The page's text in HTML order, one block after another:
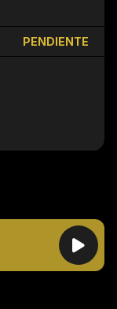
PENDIENTE